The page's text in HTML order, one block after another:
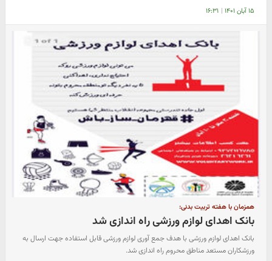
۱۵ آبان ۱۴۰۱ | ۱۶:۳۱
همزمان با هفته تربیت بدنى:
بانک اهدای لوازم ورزشى راه اندازی شد
بانک اهداى لوازم ورزشى با هدف جمع آوری لوازم ورزشی قابل استفاده جهت ارسال به
ورزشکاران مستعد مناطق محروم راه اندازی شد.